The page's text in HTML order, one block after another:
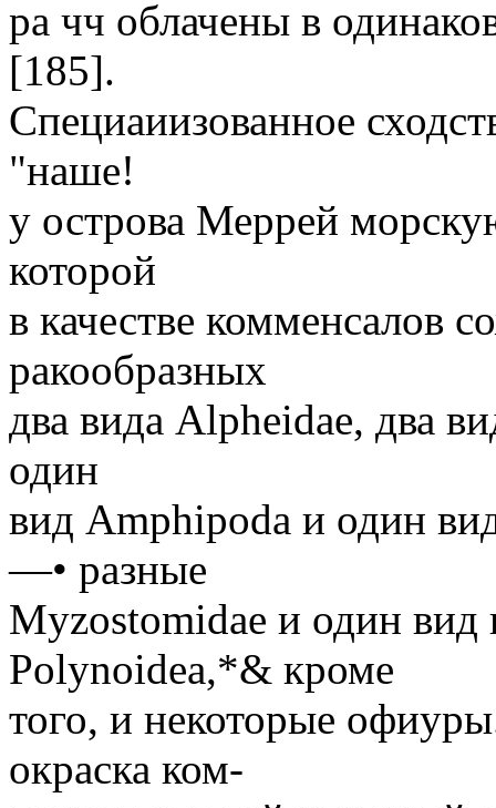
ра чч облачены в
[185].
Специаиизованное
"наше!
у острова Меррей
которой
в качестве комменсалов
ракообразных
два вида Alpheidae, два
один
вид Amphipoda и один
—• разные
Myzostomidae и один вид
Polynoidea,*& кроме
того, и некоторые
окраска ком-